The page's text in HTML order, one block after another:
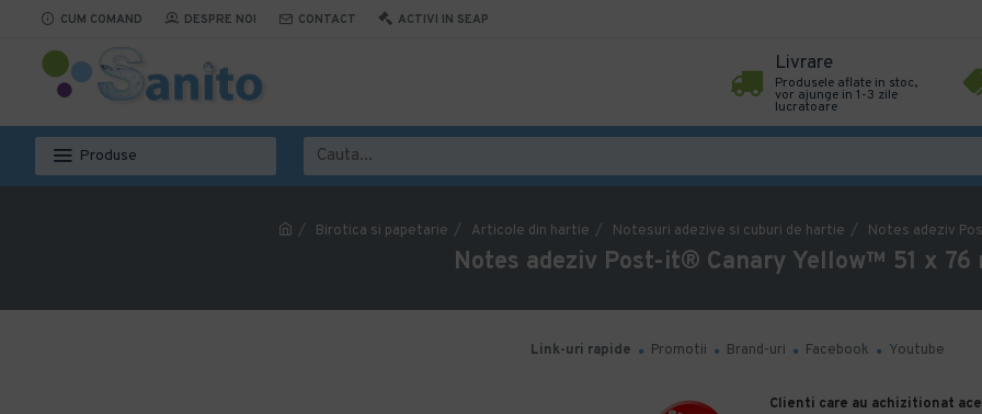
CUM COMAND DESPRE NOI CONTACT ACTIVI IN SEAP
Livrare
Produsele aflate in stoc,
vor ajunge in 1-3 zile
lucratoare
Produse
Birotica si papetarie Articole din hartie Notesuri adezive si cuburi de hartie Notes adeziv
Notes adeziv Post-it® Canary Yellow™ 51 x 76
Link-uri rapide Promotii Brand-uri Facebook Youtube
Clienti care au achizitionat